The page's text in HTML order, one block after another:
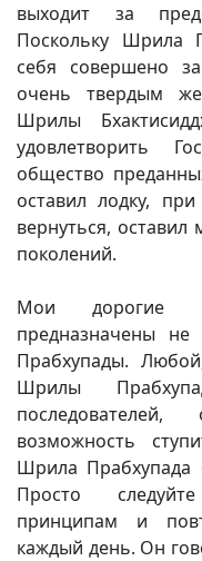
выходит за
Поскольку Шрила
себя совершено
очень твердым
Шрилы
удовлетворить
общество
оставил лодку,
вернуться,
поколений.
Мои дорогие
предназначены
Прабхупады.
Шрилы
возможность
Шрила Прабхупада
Просто
принципам и
каждый день. Он